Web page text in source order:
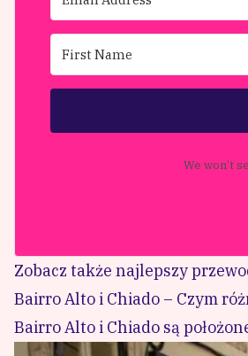
We won’t
Zobacz także najlepszy
Bairro Alto i Chiado – Czym
Bairro Alto i Chiado są